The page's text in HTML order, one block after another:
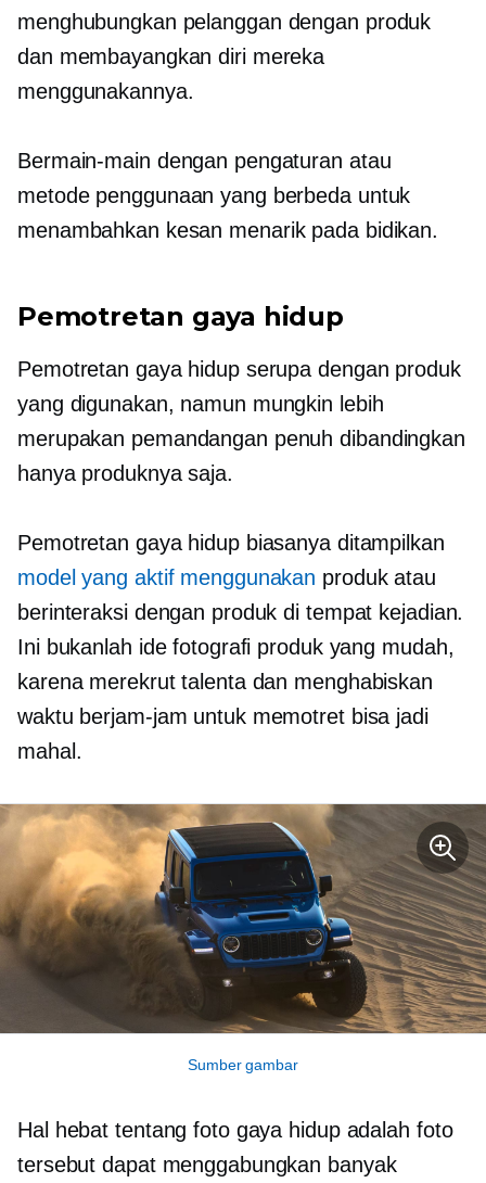
menghubungkan pelanggan dengan produk
dan membayangkan diri mereka
menggunakannya.
Bermain-main dengan pengaturan atau
metode penggunaan yang berbeda untuk
menambahkan kesan menarik pada bidikan.
Pemotretan gaya hidup
Pemotretan gaya hidup serupa dengan produk
yang digunakan, namun mungkin lebih
merupakan pemandangan penuh dibandingkan
hanya produknya saja.
Pemotretan gaya hidup biasanya ditampilkan
model yang aktif menggunakan produk atau
berinteraksi dengan produk di tempat kejadian.
Ini bukanlah ide fotografi produk yang mudah,
karena merekrut talenta dan menghabiskan
waktu berjam-jam untuk memotret bisa jadi
mahal.
Sumber gambar
Hal hebat tentang foto gaya hidup adalah foto
tersebut dapat menggabungkan banyak